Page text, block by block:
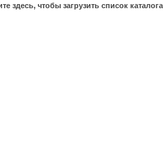
здесь, чтобы загрузить список